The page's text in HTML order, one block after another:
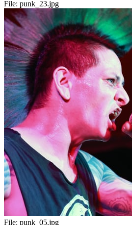
File: punk_23.jpg
File: punk_05.jpg